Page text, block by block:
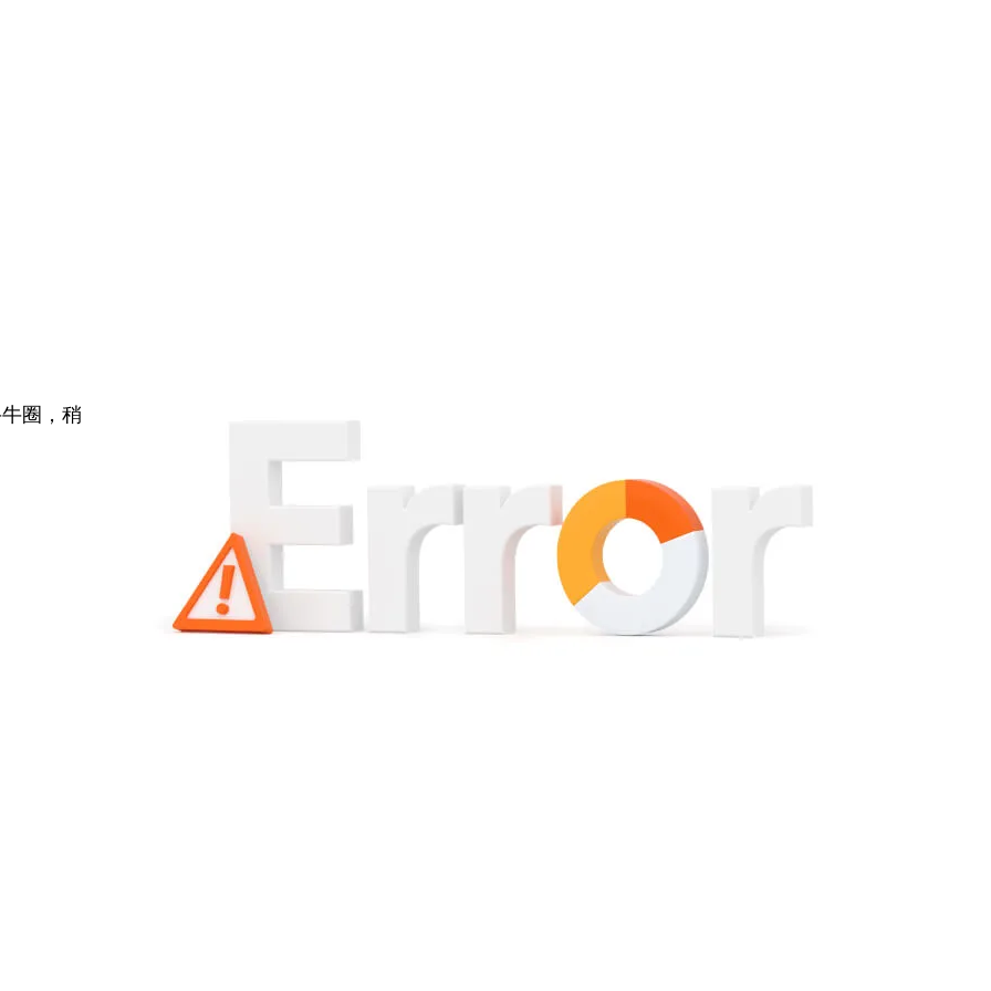
圈，稍